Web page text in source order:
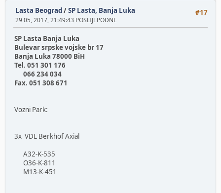
#17
Lasta Beograd/SP Lasta, Banja Luka
29 05, 2017, 21:49:43 POSLIJEPODNE
SP Lasta Banja Luka
Bulevar srpske vojske br 17
Banja Luka 78000 BiH
Tel. 051 301 176
066 234 034
Fax. 051 308 671
Vozni Park:
3x VDL Berkhof Axial
A32-K-535
O36-K-811
M13-K-451